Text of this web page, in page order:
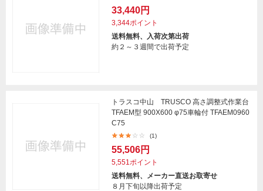
33,440円
3,344ポイント
送料無料、入荷次第出荷
約２～３週間で出荷予定
トラスコ中山 TRUSCO 高さ調整式作業台
TFAEM型 900X600 φ75車輪付 TFAEM0960
C75
(1)
55,506円
5,551ポイント
送料無料、メーカー直送お取寄せ
８月下旬以降出荷予定